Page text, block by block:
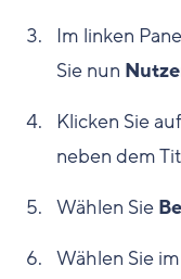
Im linken
Sie nun
Klicken Sie
neben dem
Wählen Sie
Wählen Sie